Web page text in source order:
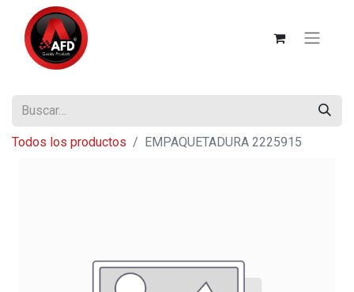
Todos los productos EMPAQUETADURA 2225915